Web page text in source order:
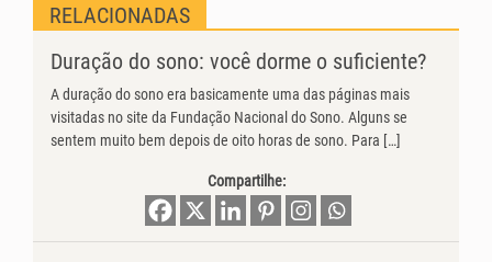
RELACIONADAS
Duração do sono: você dorme o suficiente?
A duração do sono era basicamente uma das páginas mais
visitadas no site da Fundação Nacional do Sono. Alguns se
sentem muito bem depois de oito horas de sono. Para […]
Compartilhe: